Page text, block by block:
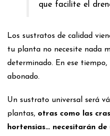
que facilite el
Los sustratos de calidad
tu planta no necesite nada
determinado. En ese tiempo,
abonado.
Un sustrato universal será
plantas, otras como las
hortensias… necesitarán